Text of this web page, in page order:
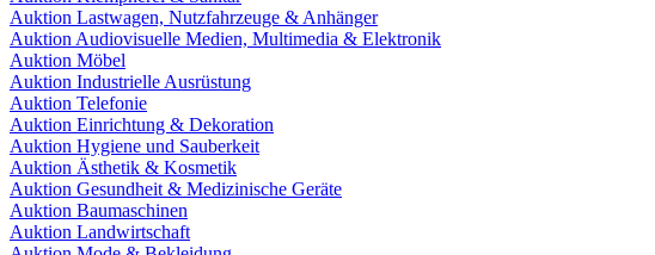
Auktion Lastwagen, Nutzfahrzeuge & Anhänger
Auktion Audiovisuelle Medien, Multimedia & Elektronik
Auktion Möbel
Auktion Industrielle Ausrüstung
Auktion Telefonie
Auktion Einrichtung & Dekoration
Auktion Hygiene und Sauberkeit
Auktion Ästhetik & Kosmetik
Auktion Gesundheit & Medizinische Geräte
Auktion Baumaschinen
Auktion Landwirtschaft